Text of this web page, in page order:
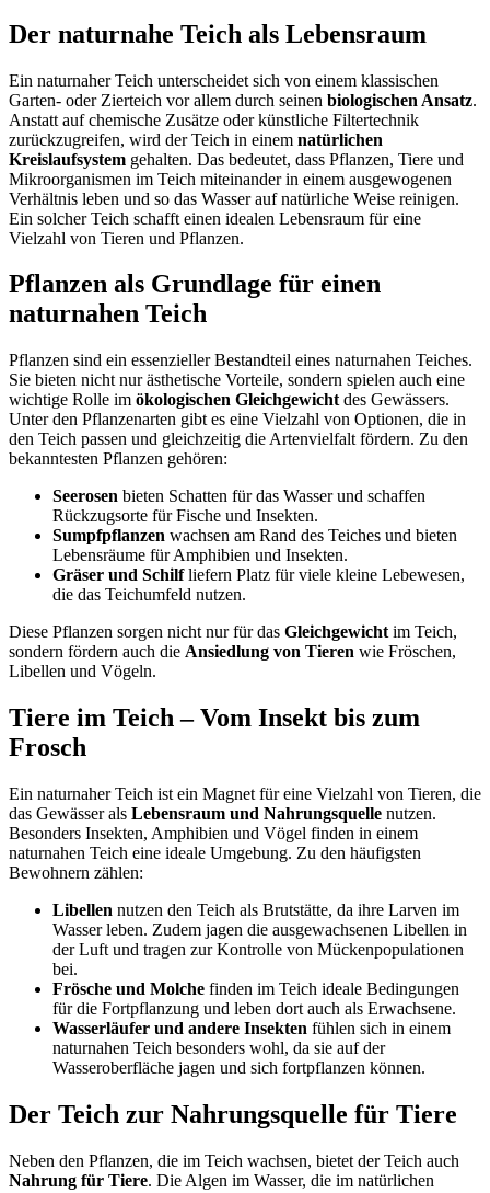
Der naturnahe Teich als Lebensraum
Ein naturnaher Teich unterscheidet sich von einem klassischen
Garten- oder Zierteich vor allem durch seinen biologischen Ansatz.
Anstatt auf chemische Zusätze oder künstliche Filtertechnik
zurückzugreifen, wird der Teich in einem natürlichen
Kreislaufsystem gehalten. Das bedeutet, dass Pflanzen, Tiere und
Mikroorganismen im Teich miteinander in einem ausgewogenen
Verhältnis leben und so das Wasser auf natürliche Weise reinigen.
Ein solcher Teich schafft einen idealen Lebensraum für eine
Vielzahl von Tieren und Pflanzen.
Pflanzen als Grundlage für einen
naturnahen Teich
Pflanzen sind ein essenzieller Bestandteil eines naturnahen Teiches.
Sie bieten nicht nur ästhetische Vorteile, sondern spielen auch eine
wichtige Rolle im ökologischen Gleichgewicht des Gewässers.
Unter den Pflanzenarten gibt es eine Vielzahl von Optionen, die in
den Teich passen und gleichzeitig die Artenvielfalt fördern. Zu den
bekanntesten Pflanzen gehören:
Seerosen bieten Schatten für das Wasser und schaffen
Rückzugsorte für Fische und Insekten.
Sumpfpflanzen wachsen am Rand des Teiches und bieten
Lebensräume für Amphibien und Insekten.
Gräser und Schilfliefern Platz für viele kleine Lebewesen,
die das Teichumfeld nutzen.
Diese Pflanzen sorgen nicht nur für das Gleichgewicht im Teich,
sondern fördern auch die Ansiedlung von Tieren wie Fröschen,
Libellen und Vögeln.
Tiere im Teich – Vom Insekt bis zum
Frosch
Ein naturnaher Teich ist ein Magnet für eine Vielzahl von Tieren, die
das Gewässer als Lebensraum und Nahrungsquelle nutzen.
Besonders Insekten, Amphibien und Vögel finden in einem
naturnahen Teich eine ideale Umgebung. Zu den häufigsten
Bewohnern zählen:
Libellen nutzen den Teich als Brutstätte, da ihre Larven im
Wasser leben. Zudem jagen die ausgewachsenen Libellen in
der Luft und tragen zur Kontrolle von Mückenpopulationen
bei.
Frösche und Molche finden im Teich ideale Bedingungen
für die Fortpflanzung und leben dort auch als Erwachsene.
Wasserläufer und andere Insekten fühlen sich in einem
naturnahen Teich besonders wohl, da sie auf der
Wasseroberfläche jagen und sich fortpflanzen können.
Der Teich zur Nahrungsquelle für Tiere
Neben den Pflanzen, die im Teich wachsen, bietet der Teich auch
Nahrung für Tiere. Die Algen im Wasser, die im natürlichen